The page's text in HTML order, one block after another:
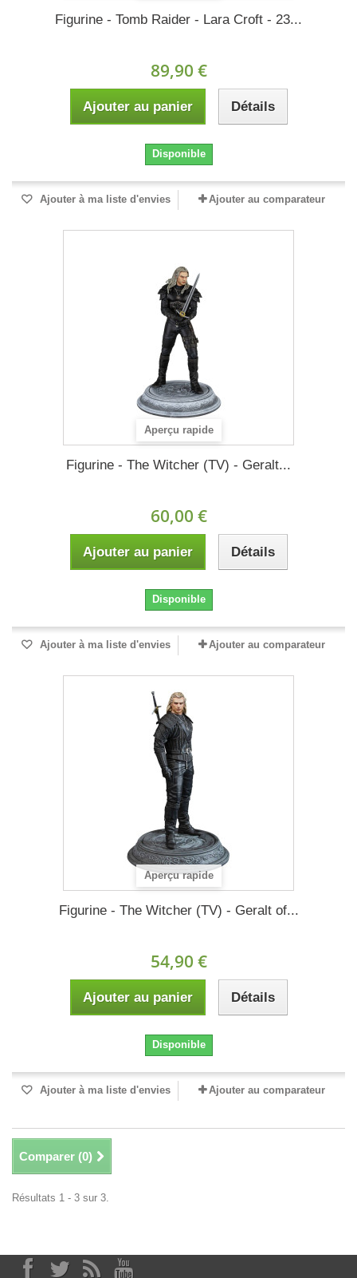
Figurine - Tomb Raider - Lara Croft - 23...
89,90 €
Ajouter au panier Détails
Disponible
Ajouter à ma liste d'envies Ajouter au comparateur
Aperçu rapide
Figurine - The Witcher (TV) - Geralt...
60,00 €
Ajouter au panier Détails
Disponible
Ajouter à ma liste d'envies Ajouter au comparateur
Aperçu rapide
Figurine - The Witcher (TV) - Geralt of...
54,90 €
Ajouter au panier Détails
Disponible
Ajouter à ma liste d'envies Ajouter au comparateur
Comparer (0)
Résultats 1 - 3 sur 3.